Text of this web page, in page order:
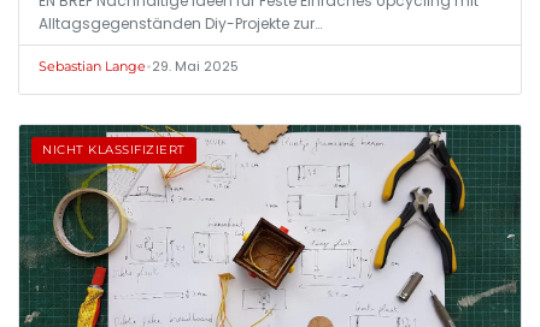
Alltagsgegenständen Diy-Projekte zur…
Sebastian Lange•29. Mai 2025
NICHT KLASSIFIZIERT